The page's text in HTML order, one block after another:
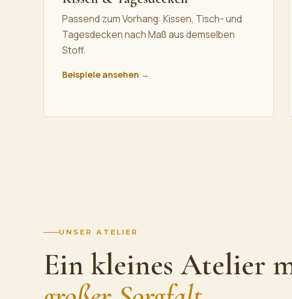
Passend zum Vorhang: Kissen, Tisch- und
Tagesdecken nach Maß aus demselben
Stoff.
Beispiele ansehen →
UNSER ATELIER
Ein kleines Atelier